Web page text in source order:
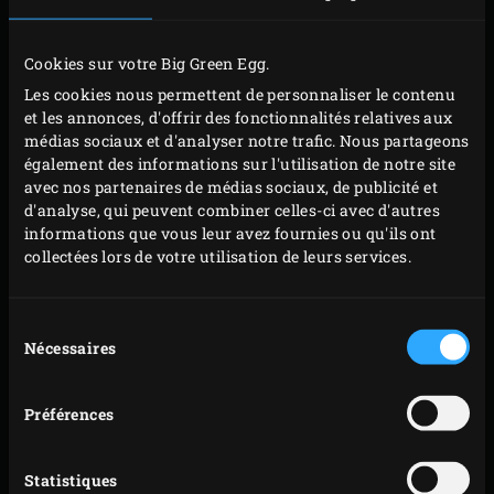
Cookies sur votre Big Green Egg.
Les cookies nous permettent de personnaliser le contenu
et les annonces, d'offrir des fonctionnalités relatives aux
médias sociaux et d'analyser notre trafic. Nous partageons
également des informations sur l'utilisation de notre site
avec nos partenaires de médias sociaux, de publicité et
d'analyse, qui peuvent combiner celles-ci avec d'autres
informations que vous leur avez fournies ou qu'ils ont
collectées lors de votre utilisation de leurs services.
duNécessaires
Préférences
Statistiques
porc
kg
90°C
Rumsteck
1-3
kg
90°C 48°C
1,5
heures
Saumon 180 g 90°C 50°C
Cuire à
Bœuf
3-4
Pot-au-feu
20